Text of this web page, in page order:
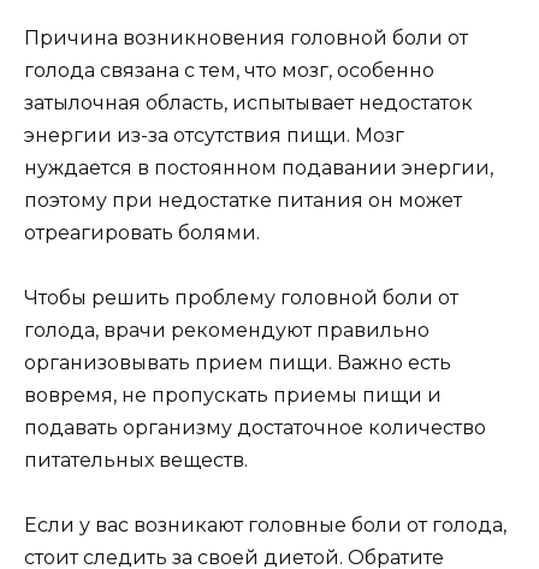
Причина возникновения головной боли от
голода связана с тем, что мозг, особенно
затылочная область, испытывает недостаток
энергии из-за отсутствия пищи. Мозг
нуждается в постоянном подавании энергии,
поэтому при недостатке питания он может
отреагировать болями.
Чтобы решить проблему головной боли от
голода, врачи рекомендуют правильно
организовывать прием пищи. Важно есть
вовремя, не пропускать приемы пищи и
подавать организму достаточное количество
питательных веществ.
Если у вас возникают головные боли от голода,
стоит следить за своей диетой. Обратите